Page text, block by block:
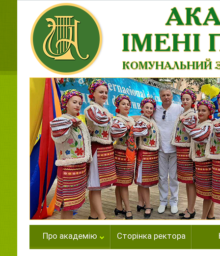
Про академію Сторінка ректора